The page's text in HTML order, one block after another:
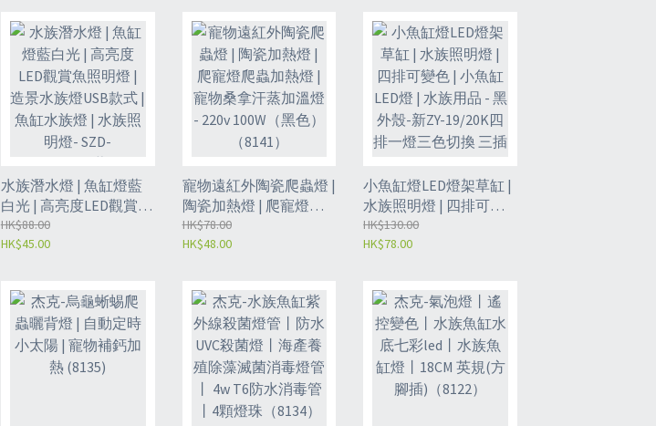
水族潛水燈 | 魚缸燈藍
白光 | 高亮度LED觀賞魚
照明燈 | 造景水族燈USB
款式 | 魚缸水族燈 | 水族
（8142）
HK$88.00
HK$45.00
寵物遠紅外陶瓷爬蟲燈 |
陶瓷加熱燈 | 爬寵燈爬
蟲加熱燈 | 寵物桑拿汗
蒸加溫燈 - 220v
HK$78.00
HK$48.00
小魚缸燈LED燈架草缸 |
水族照明燈 | 四排可變
色 | 小魚缸LED燈 | 水族
用品 - 黑外殼-新ZY-
HK$130.00
HK$78.00